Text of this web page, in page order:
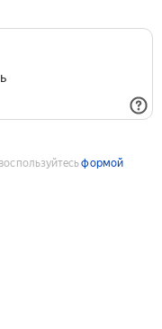
формой